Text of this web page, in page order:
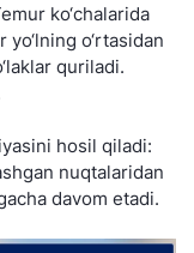
ko‘chalarida
o‘rtasidan
quriladi.
hosil qiladi:
nuqtalaridan
davom etadi.